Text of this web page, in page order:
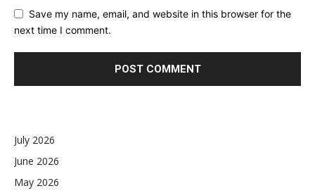
Save my name, email, and website in this browser for the
next time I comment.
July 2026
June 2026
May 2026